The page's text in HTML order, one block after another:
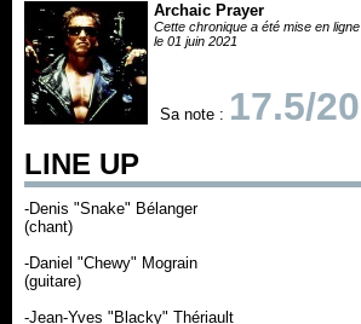
Archaic Prayer
Cette chronique a été mise en ligne
le 01 juin 2021
Sa note : 17.5/20
LINE UP
-Denis "Snake" Bélanger
(chant)
-Daniel "Chewy" Mograin
(guitare)
-Jean-Yves "Blacky" Thériault